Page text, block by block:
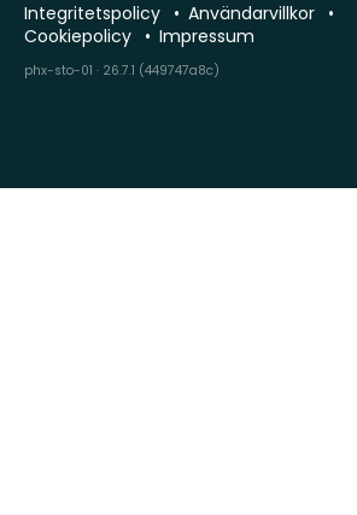
Integritetspolicy
Användarvillkor
Cookiepolicy
Impressum
phx-sto-01 · 26.7.1 (449747a8c)